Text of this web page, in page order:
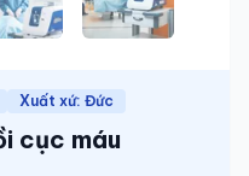
Xuất xứ: Đức
cục máu